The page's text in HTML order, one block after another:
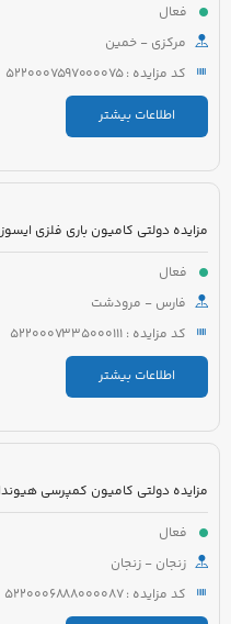
فعال
مرکزی - خمین
کد مزایده : 5220007597000075
اطلاعات بیشتر
فعال
فارس - مرودشت
کد مزایده : 5220007335000111
اطلاعات بیشتر
فعال
زنجان - زنجان
کد مزایده : 5220006888000087